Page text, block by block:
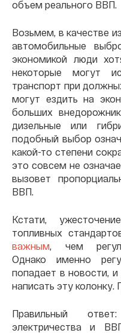
объем реального ВВП.
Возьмем, в качестве
автомобильные
экономикой люди
некоторые могут
транспорт при
могут ездить на
больших
дизельные или
подобный выбор
какой-то степени
это совсем не
вызовет
ВВП.
Кстати,
топливных
важным, чем
Однако именно
попадает в новости,
написать эту колонку.
Правильный
электричества и